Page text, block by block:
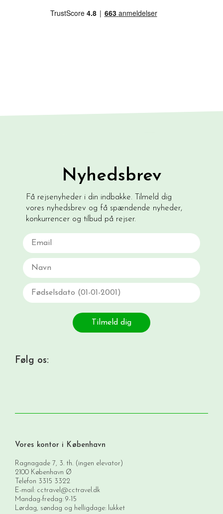
Nyhedsbrev
Få rejsenyheder i din indbakke. Tilmeld dig
vores nyhedsbrev og få spændende nyheder,
konkurrencer og tilbud på rejser.
Email
Navn
Fødselsdato
Tilmeld dig
Følg os:
Vores kontor i København
Ragnagade 7, 3. th. (ingen elevator)
2100 København Ø
Telefon 3315 3322
E-mail: cctravel@cctravel.dk
Mandag-fredag: 9-15
Lørdag, søndag og helligdage: lukket